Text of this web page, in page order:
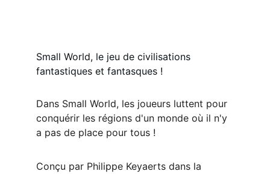
Small World, le jeu de civilisations
fantastiques et fantasques !
Dans Small World, les joueurs luttent pour
conquérir les régions d'un monde où il n'y
a pas de place pour tous !
Conçu par Philippe Keyaerts dans la